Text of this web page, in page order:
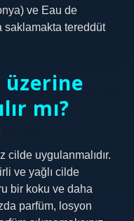
ve Eau de
saklamakta tereddüt
üzerine
mı?
cilde uygulanmalıdır.
ve yağlı cilde
bir koku ve daha
parfüm, losyon